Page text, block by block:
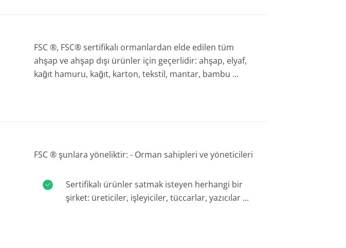
FSC ®, FSC® sertifikalı ormanlardan elde edilen tüm
ahşap ve ahşap dışı ürünler için geçerlidir: ahşap, elyaf,
kağıt hamuru, kağıt, karton, tekstil, mantar, bambu ...
FSC ® şunlara yöneliktir: - Orman sahipleri ve yöneticileri
Sertifikalı ürünler satmak isteyen herhangi bir
şirket: üreticiler, işleyiciler, tüccarlar, yazıcılar ...